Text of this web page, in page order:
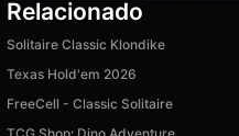
Relacionado
Solitaire Classic Klondike
Texas Hold'em 2026
FreeCell - Classic Solitaire